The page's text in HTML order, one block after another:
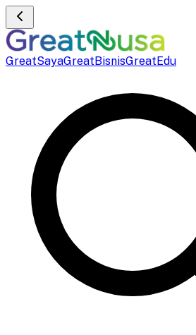
GreatSayaGreatBisnisGreatEdu